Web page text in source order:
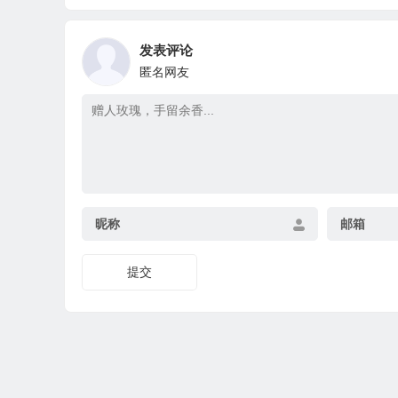
发表评论
匿名网友
昵称 邮箱
提交